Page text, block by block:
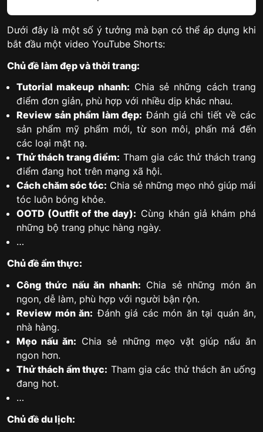
Dưới đây là một số ý tưởng mà bạn có thể áp dụng khi
bắt đầu một video YouTube Shorts:
Chủ đề làm đẹp và thời trang:
Tutorial makeup nhanh: Chia sẻ những cách trang
điểm đơn giản, phù hợp với nhiều dịp khác nhau.
Review sản phẩm làm đẹp: Đánh giá chi tiết về các
sản phẩm mỹ phẩm mới, từ son môi, phấn má đến
các loại mặt nạ.
Thử thách trang điểm: Tham gia các thử thách trang
điểm đang hot trên mạng xã hội.
Cách chăm sóc tóc: Chia sẻ những mẹo nhỏ giúp mái
tóc luôn bóng khỏe.
OOTD (Outfit of the day): Cùng khán giả khám phá
những bộ trang phục hàng ngày.
…
Chủ đề ẩm thực:
Công thức nấu ăn nhanh: Chia sẻ những món ăn
ngon, dễ làm, phù hợp với người bận rộn.
Review món ăn: Đánh giá các món ăn tại quán ăn,
nhà hàng.
Mẹo nấu ăn: Chia sẻ những mẹo vặt giúp nấu ăn
ngon hơn.
Thử thách ẩm thực: Tham gia các thử thách ăn uống
đang hot.
…
Chủ đề du lịch: